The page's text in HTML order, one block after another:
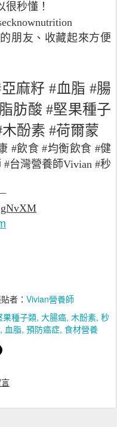
秒懂！
朋友、收藏起來方便
麻籽 #血脂 #腸
肪酸 #堅果種子
酚素 #荷爾蒙
#飲食 #均衡飲食 #健
台灣營養師Vivian #秒
者： Vivian營養師
果種子類 大腸癌 木酚素 秒
血脂 預防癌症 食材營養